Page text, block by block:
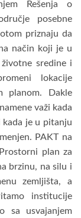
Rešenja o
posebne
priznaju da
način koji je u
sredine i
lokacije
planom. Dakle
važi kada
kada je u pitanju
PAKT na
plan za
brzinu, na silu i
zemljišta, a
institucije
sa usvajanjem